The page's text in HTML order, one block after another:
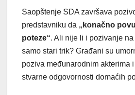
Saopštenje SDA završava
predstavniku da „konačno
poteze“. Ali nije li i pozivanje
samo stari trik? Građani su
poziva međunarodnim akterima
stvarne odgovornosti domaćih